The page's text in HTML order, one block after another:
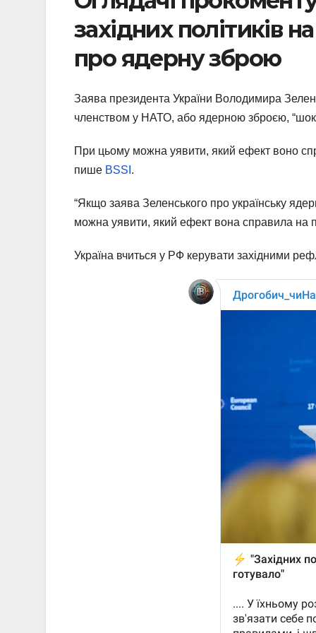
західних політиків
про ядерну зброю
Заява президента України Володимира
членством у НАТО, або ядерною зброєю,
При цьому можна уявити, який ефект воно
пише BSSI .
“Якщо заява Зеленського про українську
можна уявити, який ефект вона справила на
Україна вчиться у РФ керувати західними